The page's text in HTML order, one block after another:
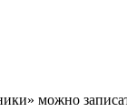
можно